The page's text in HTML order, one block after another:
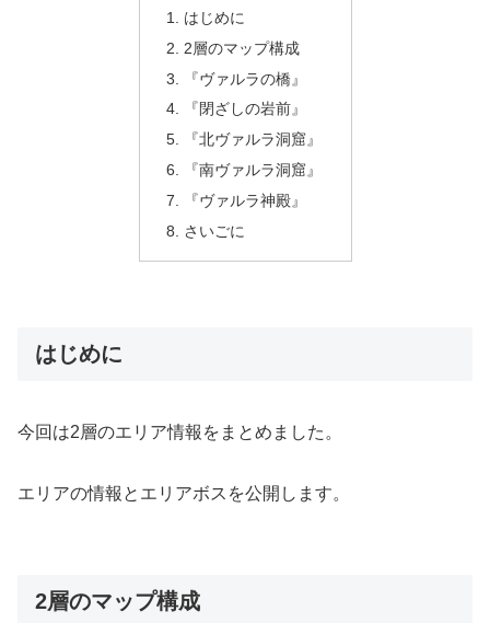
はじめに
2層のマップ構成
『ヴァルラの橋』
『閉ざしの岩前』
『北ヴァルラ洞窟』
『南ヴァルラ洞窟』
『ヴァルラ神殿』
さいごに
はじめに
今回は2層のエリア情報をまとめました。
エリアの情報とエリアボスを公開します。
2層のマップ構成